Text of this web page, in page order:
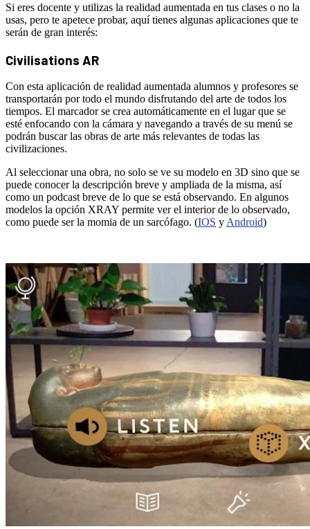
Si eres docente y utilizas la realidad aumentada en tus clases o no la
usas, pero te apetece probar, aquí tienes algunas aplicaciones que te
serán de gran interés:
Civilisations AR
Con esta aplicación de realidad aumentada alumnos y profesores se
transportarán por todo el mundo disfrutando del arte de todos los
tiempos. El marcador se crea automáticamente en el lugar que se
esté enfocando con la cámara y navegando a través de su menú se
podrán buscar las obras de arte más relevantes de todas las
civilizaciones.
Al seleccionar una obra, no solo se ve su modelo en 3D sino que se
puede conocer la descripción breve y ampliada de la misma, así
como un podcast breve de lo que se está observando. En algunos
modelos la opción XRAY permite ver el interior de lo observado,
como puede ser la momia de un sarcófago. (IOS y Android)